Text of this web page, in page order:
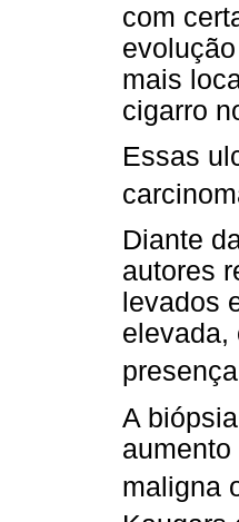
com
mais
cigarro
Essas
Diante
autores
levados
elevada,
A
maligna